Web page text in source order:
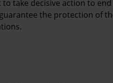
take decisive action to
the protection of